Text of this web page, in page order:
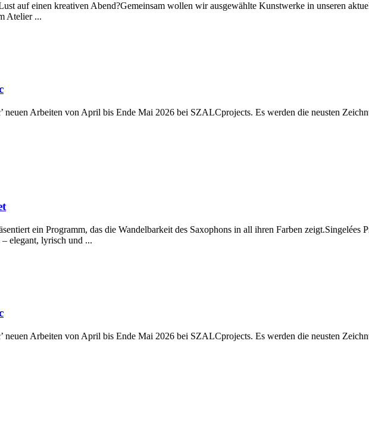
auf einen kreativen Abend?Gemeinsam wollen wir ausgewählte Kunstwerke in unseren
Atelier ...
neuen Arbeiten von April bis Ende Mai 2026 bei SZALCprojects. Es werden die neusten
ein Programm, das die Wandelbarkeit des Saxophons in all ihren Farben zeigt.Singelées
elegant, lyrisch und ...
neuen Arbeiten von April bis Ende Mai 2026 bei SZALCprojects. Es werden die neusten